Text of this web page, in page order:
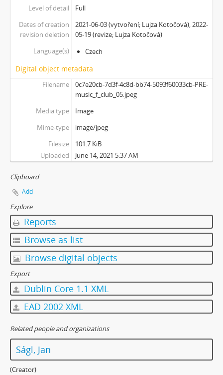
[Subseries] Parkovací smyčka
[Subseries] Otevřeno zavřeno otevřeno zavřeno...
[Subseries] Klatov
[Subseries] Země, světlo, vzduch
[Subseries] Painting
[Subseries] Malování do vzduchu
[Subseries] Slovo
[Subseries] Grafika podzimu
[Subseries] Yes No Yes
[Subseries] Zrcadlo času
[Subseries] Píseň hlemýžďů jdoucích na pohřeb
[Subseries] The Time
[Subseries] Čas zkoušky
[Subseries] Musica Picta – Chvíle něhy
[Subseries] Musica Picta – Hodina slavnosti
[Subseries] Musica Picta – Minuty strachu
[Subseries] Velká dětská symfonie
[Subseries] Musica Picta – Čas tance
[Subseries] Musica Picta – Čas radování
[Subseries] Jednou ráno
[Subseries] Wet Video
Level of detail
Full
Dates of creation
revision deletion
2021-06-03 (vytvoření; Lujza Kotočová), 2022-
05-19 (revize; Lujza Kotočová)
Language(s)
Czech
Digital object metadata
Filename
0c7e20cb-7d3f-4c8d-bb74-5093f60033cb-PRE-
music_f_club_05.jpeg
Media type
Image
Mime-type
image/jpeg
Filesize
101.7 KiB
Uploaded
June 14, 2021 5:37 AM
Clipboard
Add
Explore
Reports
Browse as list
Browse digital objects
Export
Dublin Core 1.1 XML
EAD 2002 XML
Related people and organizations
Ságl, Jan
(Creator)